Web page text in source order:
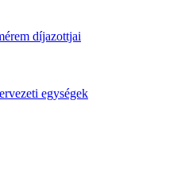
díjazottjai
egységek